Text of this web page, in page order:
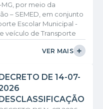
por meio da
– SEMED, em conjunto
Escolar Municipal -
veículo de Transporte
– Pregão Eletrônico nº
VER MAIS
DE 14-07-